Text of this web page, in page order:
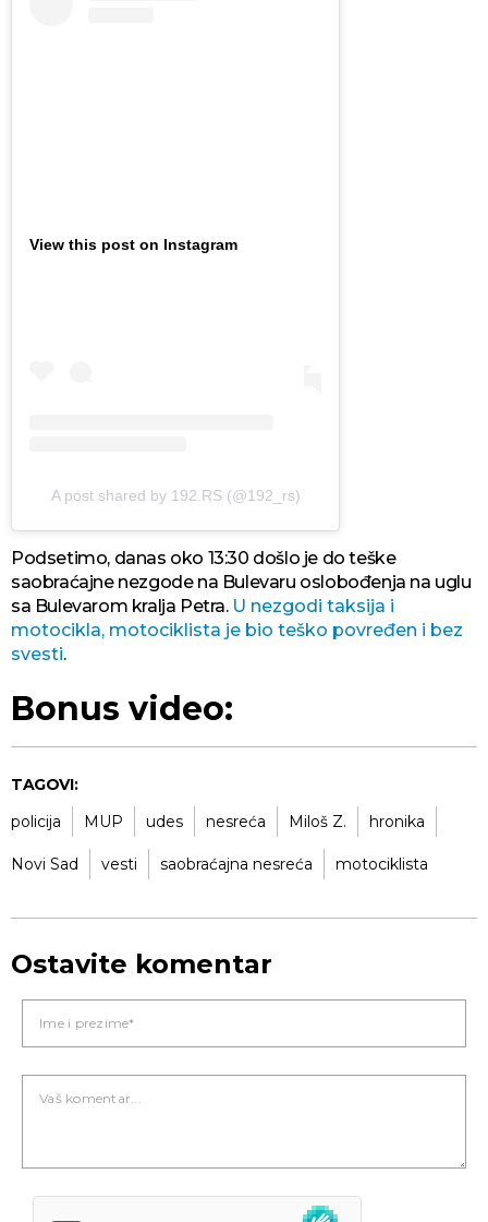
View this post on Instagram
A post shared by 192.RS (@192_rs)
Podsetimo, danas oko 13:30 došlo je do teške
saobraćajne nezgode na Bulevaru oslobođenja na uglu
sa Bulevarom kralja Petra. U nezgodi taksija i
motocikla, motociklista je bio teško povređen i bez
svesti.
Bonus video:
TAGOVI:
policija
MUP udes nesreća Miloš Z. hronika
Novi Sad vesti saobraćajna nesreća motociklista
Ostavite komentar